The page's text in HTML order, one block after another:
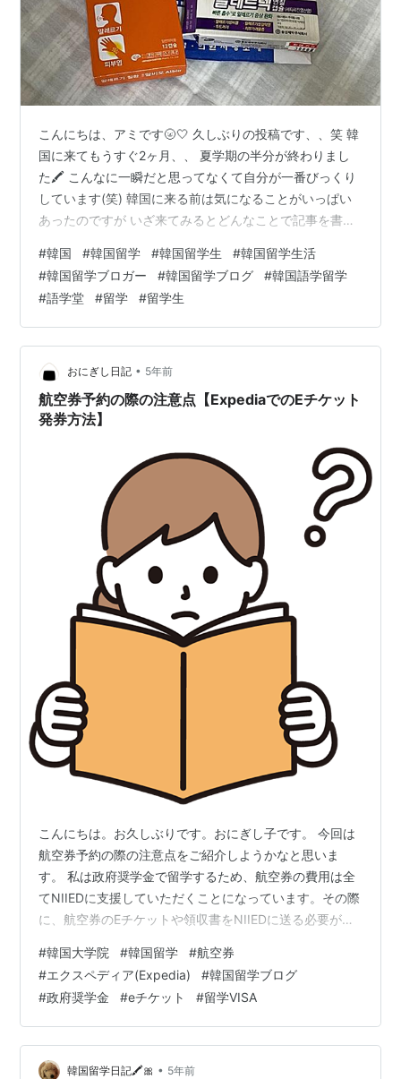
こんにちは、アミです🌝🤍 久しぶりの投稿です、、笑 韓
国に来てもうすぐ2ヶ月、、 夏学期の半分が終わりまし
た🖍 こんなに一瞬だと思ってなくて自分が一番びっくり
しています(笑) 韓国に来る前は気になることがいっぱい
あったのですが いざ来てみるとどんなことで記事を書こ
いてみます👩🏻‍💻笑 ということで今回は 韓国の薬局に行
ったお話について💊 今週のことなのですが 急に体のあち
こちに蕁麻疹が出てしまいました、、💦 アレルギーが出
そうなものは食べていないので 原因がわからないのです
が。。（ ; ; ） 日本からムヒを持ってきていたので塗って
いたのです…
#韓国 #韓国留学 #韓国留学生 #韓国留学生活
#韓国留学ブロガー #韓国留学ブログ #韓国語学留学
#語学堂 #留学 #留学生
おにぎし日記 • 5年前
航空券予約の際の注意点【ExpediaでのEチケット
発券方法】
こんにちは。お久しぶりです。おにぎし子です。 今回は
航空券予約の際の注意点をご紹介しようかなと思いま
す。 私は政府奨学金で留学するため、航空券の費用は全
てNIIEDに支援していただくことになっています。その際
に、航空券のEチケットや領収書をNIIEDに送る必要があ
航空券を予約する際には、少し手間が必要になってきま
す。 とはいえ、とてもシンプルな手続きなので、そんな
に特別なことはしていないのですが・・・ もしかしたら
私と同じように「どうすんだこれ」となる方がいらっし
ゃるかもしれないので、シェアしていきたいと思いま
す！ ExpediaでEチ…
#韓国大学院 #韓国留学 #航空券
#エクスペディア(Expedia) #韓国留学ブログ
#政府奨学金 #eチケット #留学VISA
韓国留学日記🖍🎀 • 5年前